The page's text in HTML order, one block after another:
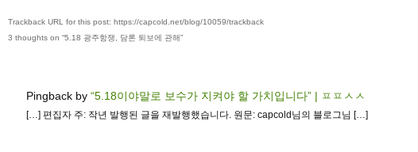
Trackback URL for this post: https://capcold.net/blog/10059/trackback
3 thoughts on “5.18 광주항쟁, 담론 퇴보에 관해”
Pingback by “5.18이야말로 보수가 지켜야 할 가치입니다” | ㅍㅍㅅㅅ
[…] 편집자 주: 작년 발행된 글을 재발행했습니다. 원문: capcold님의 블로그님 […]